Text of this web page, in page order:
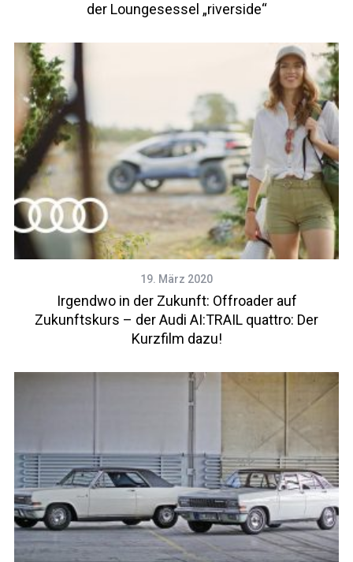
der Loungesessel „riverside“
19. März 2020
Irgendwo in der Zukunft: Offroader auf
Zukunftskurs – der Audi AI:TRAIL quattro: Der
Kurzfilm dazu!